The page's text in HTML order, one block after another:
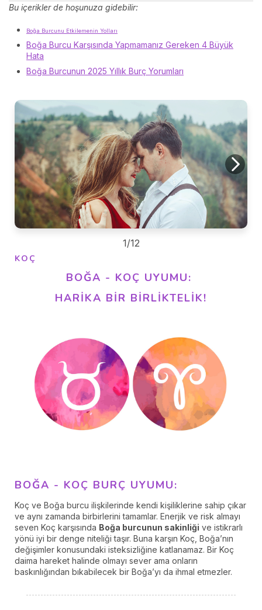
Bu içerikler de hoşunuza gidebilir:
Boğa Burcunu Etkilemenin Yolları
Boğa Burcu Karşısında Yapmamanız Gereken 4 Büyük
Hata
Boğa Burcunun 2025 Yıllık Burç Yorumları
KOÇ
BOĞA - KOÇ UYUMU:
HARIKA BIR BIRLIKTELIK!
BOĞA - KOÇ BURÇ UYUMU:
Koç ve Boğa burcu ilişkilerinde kendi kişiliklerine sahip çıkar
ve aynı zamanda birbirlerini tamamlar. Enerjik ve risk almayı
seven Koç karşısında Boğa burcunun sakinliği ve istikrarlı
yönü iyi bir denge niteliği taşır. Buna karşın Koç, Boğa’nın
değişimler konusundaki isteksizliğine katlanamaz. Bir Koç
daima hareket halinde olmayı sever ama onların
baskınlığından bıkabilecek bir Boğa’yı da ihmal etmezler.
1/12